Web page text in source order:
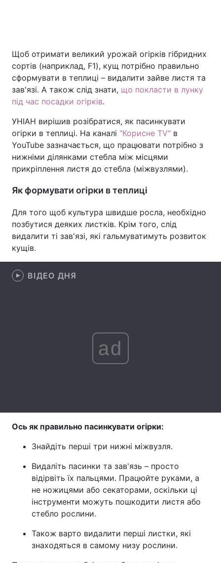
Україна Політика
Економіка Світ
Спорт
Техно і зв'язок Лайт
Зброя Інциденти
Здоров'я Туризм
Цікавинки
Лонгріди
Інтерв'ю
Тема оформлення
Щоб отримати великий урожай огірків гібридних
сортів (наприклад, F1), кущ потрібно правильно
сформувати в теплиці – видалити зайве листя та
зав'язі. А також слід знати, що покласти в лунку
під час посадки огірків.
УНІАН вирішив розібратися, як пасинкувати
огірки в теплиці. На каналі "Корисне TV" в
YouTube зазначається, що працювати потрібно з
нижніми ділянками стебла між місцями
прикріплення листя до стебла (міжвузлями).
Як формувати огірки в теплиці
Для того щоб культура швидше росла, необхідно
позбутися деяких листків. Крім того, слід
видалити ті зав'язі, які гальмуватимуть розвиток
кущів.
ВІДЕО ДНЯ
ad
Ось як правильно пасинкувати огірки:
Знайдіть перші три нижні міжвузля.
Видаліть пасинки та зав'язь – просто
відірвіть їх пальцями. Працюйте руками, а
не ножицями або секаторами, оскільки ці
інструменти можуть пошкодити листя або
стебло рослини.
Також варто видалити перші листки, які
знаходяться в самому низу рослини.